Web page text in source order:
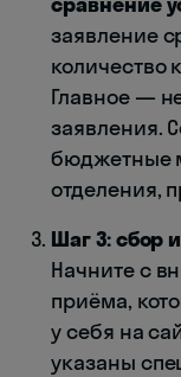
заявление
количество
Главное —
заявления.
бюджетные
отделения,
Шаг 3: сбор
Начните с
приёма,
у себя на
указаны